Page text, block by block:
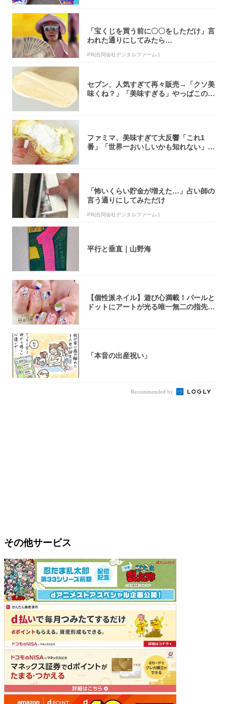
「宝くじを買う前に〇〇をしただけ」言
われた通りにしてみたら…
PR(合同会社デジタルファーム )
セブン、人気すぎて再々販売→「クソ美
味くね？」「美味すぎる」やっぱこのク
ファミマ、美味すぎて大反響「これ1
番」「世界一おいしいかも知れない」
「怖いくらい貯金が増えた…」占い師の
言う通りにしてみただけ
PR(合同会社デジタルファーム )
平行と垂直｜山野海
【個性派ネイル】遊び心満載！パールと
ドットにアートが光る唯一無二の指先が
「本音の出産祝い」
Recommended by
その他サービス